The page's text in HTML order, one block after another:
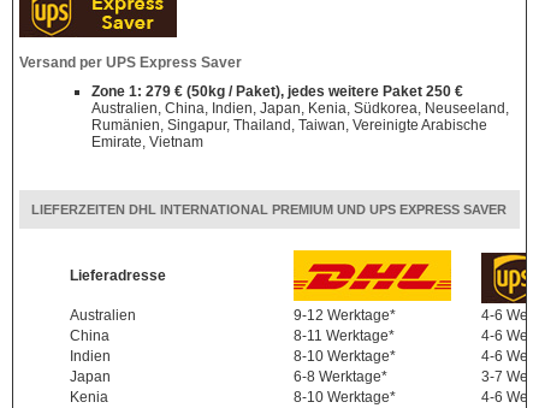
Versand per UPS Express Saver
Zone 1: 279 € (50kg / Paket), jedes weitere Paket 250 €
Australien, China, Indien, Japan, Kenia, Südkorea, Neuseeland,
Rumänien, Singapur, Thailand, Taiwan, Vereinigte Arabische
Emirate, Vietnam
LIEFERZEITEN DHL INTERNATIONAL PREMIUM UND UPS EXPRESS SAVER
Lieferadresse
Australien 9-12 Werktage*
4-6
China
8-11 Werktage*
4-6
Indien
8-10 Werktage*
4-6
Japan
6-8 Werktage*
3-7
Kenia
8-10 Werktage*
4-6